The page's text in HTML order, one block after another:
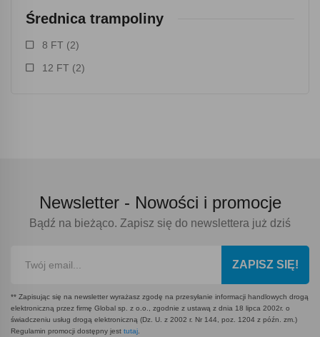
Średnica trampoliny
8 FT (2)
12 FT (2)
Newsletter - Nowości i promocje
Bądź na bieżąco. Zapisz się do newslettera już dziś
ZAPISZ SIĘ!
** Zapisując się na newsletter wyrażasz zgodę na przesyłanie informacji handlowych drogą
elektroniczną przez firmę Global sp. z o.o., zgodnie z ustawą z dnia 18 lipca 2002r. o
świadczeniu usług drogą elektroniczną (Dz. U. z 2002 r. Nr 144, poz. 1204 z późn. zm.)
Regulamin promocji dostępny jest tutaj.